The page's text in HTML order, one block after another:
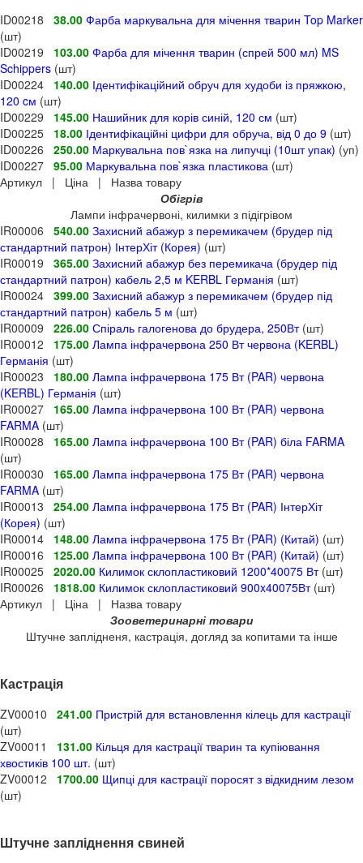
ID00218 38.00 Фарба маркувальна для мічення тварин Top Marker
(шт)
ID00219 103.00 Фарба для мічення тварин (спрей 500 мл) MS
Schippers (шт)
ID00224 140.00 Ідентифікаційний обруч для худоби із пряжкою,
120 cм (шт)
ID00229 145.00 Нашийник для корів синій, 120 см (шт)
ID00225 18.00 Ідентифікаційні цифри для обруча, від 0 до 9 (шт)
ID00226 250.00 Маркувальна пов`язка на липучці (10шт упак) (уп)
ID00227 95.00 Маркувальна пов`язка пластикова (шт)
Артикул | Ціна | Назва товару
Обігрів
Лампи інфрачервоні, килимки з підігрівом
IR00006 540.00 Захисний абажур з перемикачем (брудер під
стандартний патрон) ІнтерХіт (Корея) (шт)
IR00019 365.00 Захисний абажур без перемикача (брудер під
стандартний патрон) кабель 2,5 м KERBL Германія (шт)
IR00024 399.00 Захисний абажур з перемикачем (брудер під
стандартний патрон) кабель 5 м (шт)
IR00009 226.00 Спіраль галогенова до брудера, 250Вт(шт)
IR00012 175.00 Лампа інфрачервона 250 Вт червона (KERBL)
Германія (шт)
IR00023 180.00 Лампа інфрачервона 175 Вт (PAR) червона
(KERBL) Германія (шт)
IR00027 165.00 Лампа інфрачервона 100 Вт (PAR) червона
FARMA (шт)
IR00028 165.00 Лампа інфрачервона 100 Вт (PAR) біла FARMA
(шт)
IR00030 165.00 Лампа інфрачервона 175 Вт (PAR) червона
FARMA (шт)
IR00013 254.00 Лампа інфрачервона 175 Вт (PAR) ІнтерХіт
(Корея) (шт)
IR00014 148.00 Лампа інфрачервона 175 Вт (PAR) (Китай) (шт)
IR00016 125.00 Лампа інфрачервона 100 Вт (PAR) (Китай) (шт)
IR00025 2020.00 Килимок склопластиковий 1200*40075 Вт(шт)
IR00026 1818.00 Килимок склопластиковий 900x40075Вт(шт)
Артикул | Ціна | Назва товару
Зооветеринарні товари
Штучне заплідненя, кастрація, догляд за копитами та інше
Кастрація
ZV00010 241.00 Пристрій для встановлення кілець для кастрації
(шт)
ZV00011 131.00 Кільця для кастрації тварин та купіювання
хвостиків 100 шт. (шт)
ZV00012 1700.00 Щипці для кастрації поросят з відкидним лезом
(шт)
Штучне запліднення свиней